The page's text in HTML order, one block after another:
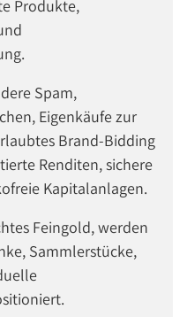
Produkte,
Spam,
Eigenkäufe zur
Brand-Bidding
Renditen, sichere
Kapitalanlagen.
Feingold, werden
Sammlerstücke,